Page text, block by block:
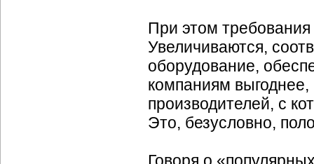
При этом
Увеличиваются,
оборудование,
компаниям
производителей, с
Это, безусловно,